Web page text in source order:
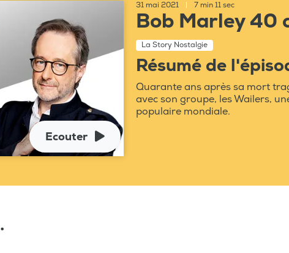
Ecouter
31 mai 2021 7 min 11 sec
Bob Marley 40
La Story Nostalgie
Résumé de
Quarante ans après sa mort
avec son groupe, les Wailers,
populaire mondiale.